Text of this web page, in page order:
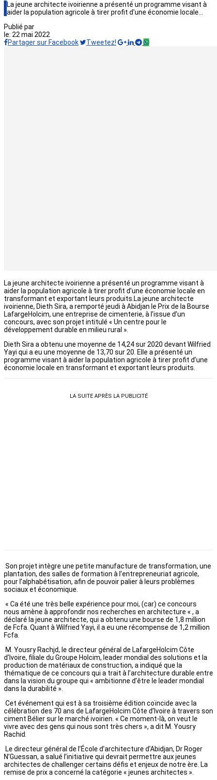
La jeune architecte ivoirienne a présenté un programme visant à
aider la population agricole à tirer profit d'une économie locale…
Publié par
le: 22 mai 2022
Partager sur Facebook
Tweetez!
La jeune architecte ivoirienne a présenté un programme visant à
aider la population agricole à tirer profit d’une économie locale en
transformant et exportant leurs produits.La jeune architecte
ivoirienne, Dieth Sira, a remporté jeudi à Abidjan le Prix de la Bourse
LafargeHolcim, une entreprise de cimenterie, à l’issue d’un
concours, avec son projet intitulé « Un centre pour le
développement durable en milieu rural ».
Dieth Sira a obtenu une moyenne de 14,24 sur 2020 devant Wilfried
Yayi qui a eu une moyenne de 13,70 sur 20. Elle a présenté un
programme visant à aider la population agricole à tirer profit d’une
économie locale en transformant et exportant leurs produits.
LA SUITE APRÈS LA PUBLICITÉ
Son projet intègre une petite manufacture de transformation, une
plantation, des salles de formation à l’entrepreneuriat agricole,
pour l’alphabétisation, afin de pouvoir palier à leurs problèmes
sociaux et économique.
« Ca été une très belle expérience pour moi, (car) ce concours
nous amène à approfondir nos recherches en architecture « , a
déclaré la jeune architecte, qui a obtenu une bourse de 1,8 million
de Fcfa. Quant à Wilfried Yayi, il a eu une récompense de 1,2 million
Fcfa.
M. Yousry Rachjd, le directeur général de LafargeHolcim Côte
d’Ivoire, filiale du Groupe Holcim, leader mondial des solutions et la
production de matériaux de construction, a indiqué que la
thématique de ce concours qui a trait à l’architecture durable entre
dans la vision du groupe qui « ambitionne d’être le leader mondial
dans la durabilité ».
Cet événement qui est à sa troisième édition coïncide avec la
célébration des 70 ans de LafargeHolcim Côte d’Ivoire à travers son
ciment Bélier sur le marché ivoirien. « Ce moment-là, on veut le
vivre avec des gens qui nous sont très chers », a dit M. Yousry
Rachid.
Le directeur général de l’École d’architecture d’Abidjan, Dr Roger
N’Guessan, a salué l’initiative qui devrait permettre aux jeunes
architectes de challenger certains défis et enjeux de notre ère. La
remise de prix a concerné la catégorie « jeunes architectes ».